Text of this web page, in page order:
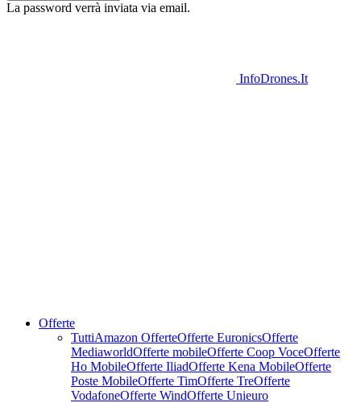
La password verrà inviata via email.
InfoDrones.It
Offerte
TuttiAmazon OfferteOfferte EuronicsOfferte
MediaworldOfferte mobileOfferte Coop VoceOfferte
Ho MobileOfferte IliadOfferte Kena MobileOfferte
Poste MobileOfferte TimOfferte TreOfferte
VodafoneOfferte WindOfferte Unieuro